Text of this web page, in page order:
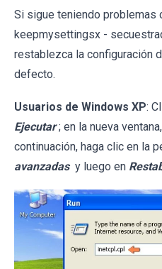
Si sigue teniendo problemas
keepmysettingsx -
restablezca la configuración
defecto.
Usuarios de Windows XP:
Ejecutar ; en la nueva
continuación, haga clic en la
avanzadas y luego en